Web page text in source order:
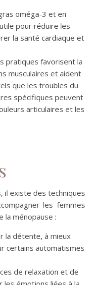
oméga-3 et en
pour réduire les
la santé cardiaque et
pratiques favorisent la
musculaires et aident
que les troubles du
spécifiques peuvent
articulaires et les
il existe des techniques
les femmes
la ménopause :
la détente, à mieux
certains automatismes
de relaxation et de